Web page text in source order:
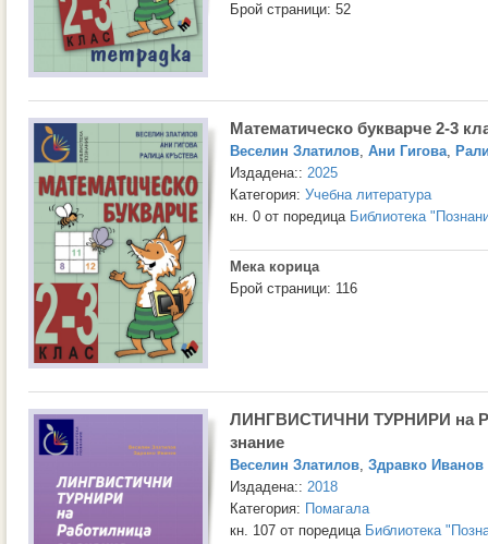
Брой страници: 52
Математическо букварче 2-3
Веселин Златилов, Ани Гигова,
Издадена:: 2025
Категория: Учебна литература
кн. 0 от поредица Библиотека
Мека корица
Брой страници: 116
ЛИНГВИСТИЧНИ ТУРНИРИ на
знание
Веселин Златилов, Здравко Иванов
Издадена:: 2018
Категория: Помагала
кн. 107 от поредица Библиотека